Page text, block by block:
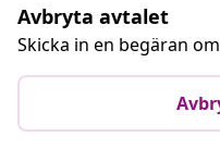
Avbryta avtalet
Skicka in en begäran